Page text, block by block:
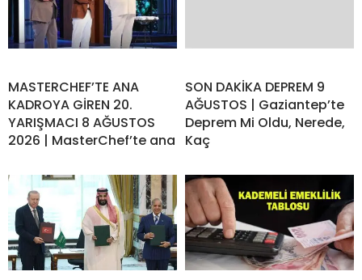
MASTERCHEF’TE ANA
KADROYA GİREN 20.
YARIŞMACI 8 AĞUSTOS
2026 | MasterChef’te ana
SON DAKİKA DEPREM 9
AĞUSTOS | Gaziantep’te
Deprem Mi Oldu, Nerede,
Kaç